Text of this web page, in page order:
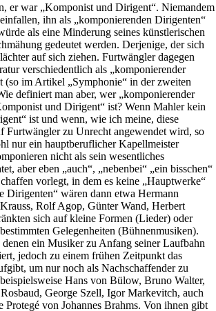
er war „Komponist und Dirigent“. Niemandem
ihn als „komponierenden Dirigenten“
als eine Minderung seines künstlerischen
gedeutet werden. Derjenige, der sich
auf sich ziehen. Furtwängler dagegen
verschiedentlich als „komponierender
(so im Artikel „Symphonie“ in der zweiten
definiert man aber, wer „komponierender
und Dirigent“ ist? Wenn Mahler kein
ist und wenn, wie ich meine, diese
Furtwängler zu Unrecht angewendet wird, so
nur ein hauptberuflicher Kapellmeister
nicht als sein wesentliches
aber eben „auch“, „nebenbei“ „ein bisschen“
vorlegt, in dem es keine „Hauptwerke“
Dirigenten“ wären dann etwa Hermann
Rolf Agop, Günter Wand, Herbert
sich auf kleine Formen (Lieder) oder
Gelegenheiten (Bühnenmusiken).
ein Musiker zu Anfang seiner Laufbahn
jedoch zu einem frühen Zeitpunkt das
um nur noch als Nachschaffender zu
Hans von Bülow, Bruno Walter,
George Szell, Igor Markevitch, auch
Protegé von Johannes Brahms. Von ihnen gibt